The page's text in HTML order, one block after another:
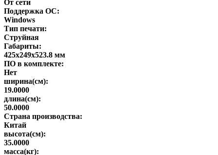
От сети
Поддержка ОС:
Windows
Тип печати:
Струйная
Габариты:
425x249x523.8 мм
ПО в комплекте:
Нет
ширина(см):
19.0000
длина(см):
50.0000
Страна производства:
Китай
высота(см):
35.0000
масса(кг):